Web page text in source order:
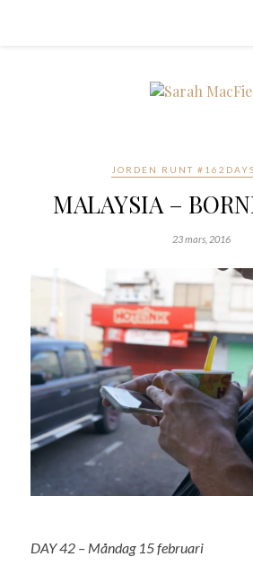
JORDEN RUNT
MALAYSIA –
23 mars, 2016
DAY 42 – Måndag 15 februari